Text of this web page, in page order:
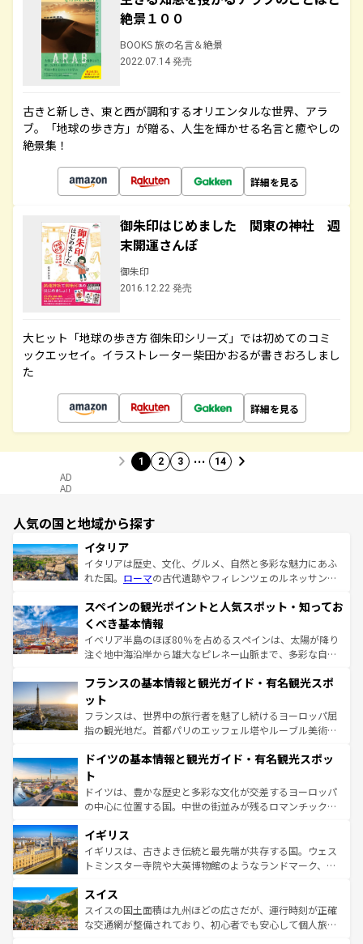
絶景１００
BOOKS 旅の名言＆絶景
2022.07.14 発売
古きと新しき、東と西が調和するオリエンタルな世界、アラ
ブ。「地球の歩き方」が贈る、人生を輝かせる名言と癒やしの
絶景集！
詳細を見る
御朱印はじめました 関東の神社 週
末開運さんぽ
御朱印
2016.12.22 発売
大ヒット「地球の歩き方 御朱印シリーズ」では初めてのコミ
ックエッセイ。イラストレーター柴田かおるが書きおろしまし
た
詳細を見る
1 2 3 … 14
AD
AD
人気の国と地域から探す
イタリア
イタリアは歴史、文化、グルメ、自然と多彩な魅力にあふ
れた国。 ローマの古代遺跡やフィレンツェのルネッサンス
ろん、トスカーナの美しい田園風景やアマルフィ海岸の絶
景など、自然景観も見逃せない。観光の合間には、本場の
ピザやパスタなど、絶品のイタリア料理を堪能することも
できる。朝目覚めてから夜眠るまで、すべての瞬間を楽し
なお、新着のイタリア情報はコンテンツ一覧を参照してほ
しい。
スペインの観光ポイントと人気スポット・知ってお
くべき基本情報
イベリア半島のほぼ80％を占めるスペインは、太陽が降り
注ぐ地中海沿岸から雄大なピレネー山脈まで、多彩な自然
文化が根付くこの国では、情熱的なフラメンコ、熱気あふ
れる闘牛、そして美味しいタパスが生活の一部となってい
る。首都マドリードの洗練された雰囲気や、バルセロナの
アートに溢れた街角から、地方では古代ローマ遺跡や中世
せる。地方によって風土や気候が異なるスペインはその個
ンテンツ一覧 を参照してほしい。
フランスの基本情報と観光ガイド・有名観光スポ
ット
フランスは、世界中の旅行者を魅了し続けるヨーロッパ屈
指の観光地だ。首都パリのエッフェル塔やルーブル美術館
で、幅広い魅力が詰まっている。華麗な宮殿、歴史的な大
聖堂、美しいビーチ、そして豊かな自然が、訪れる者を心
から魅了する。また、フランスは美食の国としても知ら
れ、フランス料理はユネスコ無形文化遺産にも登録されて
香り高いラベンダー畑など、多彩な楽しみ方が可能だ。さ
らに、パリ以外の地域にも魅力が溢れており、どの街角に
も豊かな歴史と文化が息づいている。パリ以外の個性あふ
を参照してほしい。
ドイツの基本情報と観光ガイド・有名観光スポッ
ト
ドイツは、豊かな歴史と多彩な文化が交差するヨーロッパ
の中心に位置する国。中世の街並みが残るロマンチック街
顔を持つこの国は、どこを歩いても飽きることがない。ベ
ルリンの文化的活気、バイエルン州のアルプスの絶景、そ
してライン川沿いのワイン畑といった風景は必見。ビール
は、お酒好きな人にはぜひ体験してほしい。 なお、新着の
ドイツ情報はコンテンツ一覧を参照してほしい。
イギリス
イギリスは、古きよき伝統と最先端が共存する国。ウェス
トミンスター寺院や大英博物館のようなランドマーク、歴
リアごとに異なる魅力がある。また、優雅なアフタヌーン
ティー、ビール好きにはたまらない英国パブ、サッカー観
戦など、本場だからこそできる体験も豊富。イギリスを旅
スイス
スイスの国土面積は九州ほどの広さだが、運行時刻が正確
な交通網が整備されており、初心者でも安心して個人旅行